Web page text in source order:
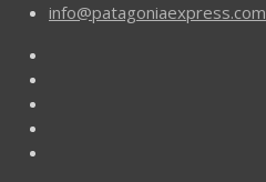
info@patagoniaexpress.com